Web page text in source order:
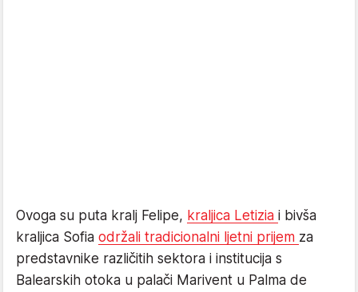
Ovoga su puta kralj Felipe, kraljica Letizia i bivša
kraljica Sofia održali tradicionalni ljetni prijem za
predstavnike različitih sektora i institucija s
Balearskih otoka u palači Marivent u Palma de